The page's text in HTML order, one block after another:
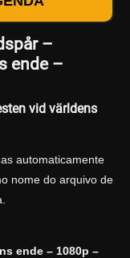
–
ende –
vid världens
automaticamente
nome do arquivo de
ende – 1080p –